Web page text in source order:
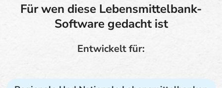
Für wen diese Lebensmittelbank-
Software gedacht ist
Entwickelt für: